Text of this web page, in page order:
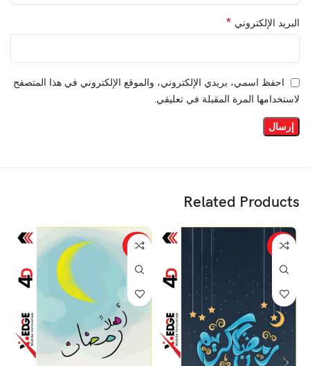
البريد الإلكتروني *
احفظ اسمي، بريدي الإلكتروني، والموقع الإلكتروني في هذا المتصفح
لاستخدامها المرة المقبلة في تعليقي.
Related Products
-29%
-29%